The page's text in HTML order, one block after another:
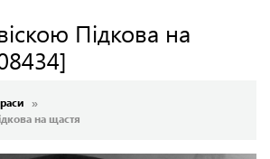
Підкова на
на щастя